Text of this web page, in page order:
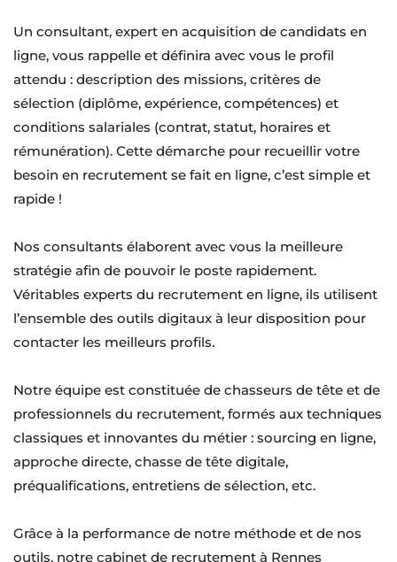
Un consultant, expert en acquisition de candidats en
ligne, vous rappelle et définira avec vous le profil
attendu : description des missions, critères de
sélection (diplôme, expérience, compétences) et
conditions salariales (contrat, statut, horaires et
rémunération). Cette démarche pour recueillir votre
besoin en recrutement se fait en ligne, c’est simple et
rapide !
Nos consultants élaborent avec vous la meilleure
stratégie afin de pouvoir le poste rapidement.
Véritables experts du recrutement en ligne, ils utilisent
l’ensemble des outils digitaux à leur disposition pour
contacter les meilleurs profils.
Notre équipe est constituée de chasseurs de tête et de
professionnels du recrutement, formés aux techniques
classiques et innovantes du métier : sourcing en ligne,
approche directe, chasse de tête digitale,
préqualifications, entretiens de sélection, etc.
Grâce à la performance de notre méthode et de nos
outils, notre cabinet de recrutement à Rennes